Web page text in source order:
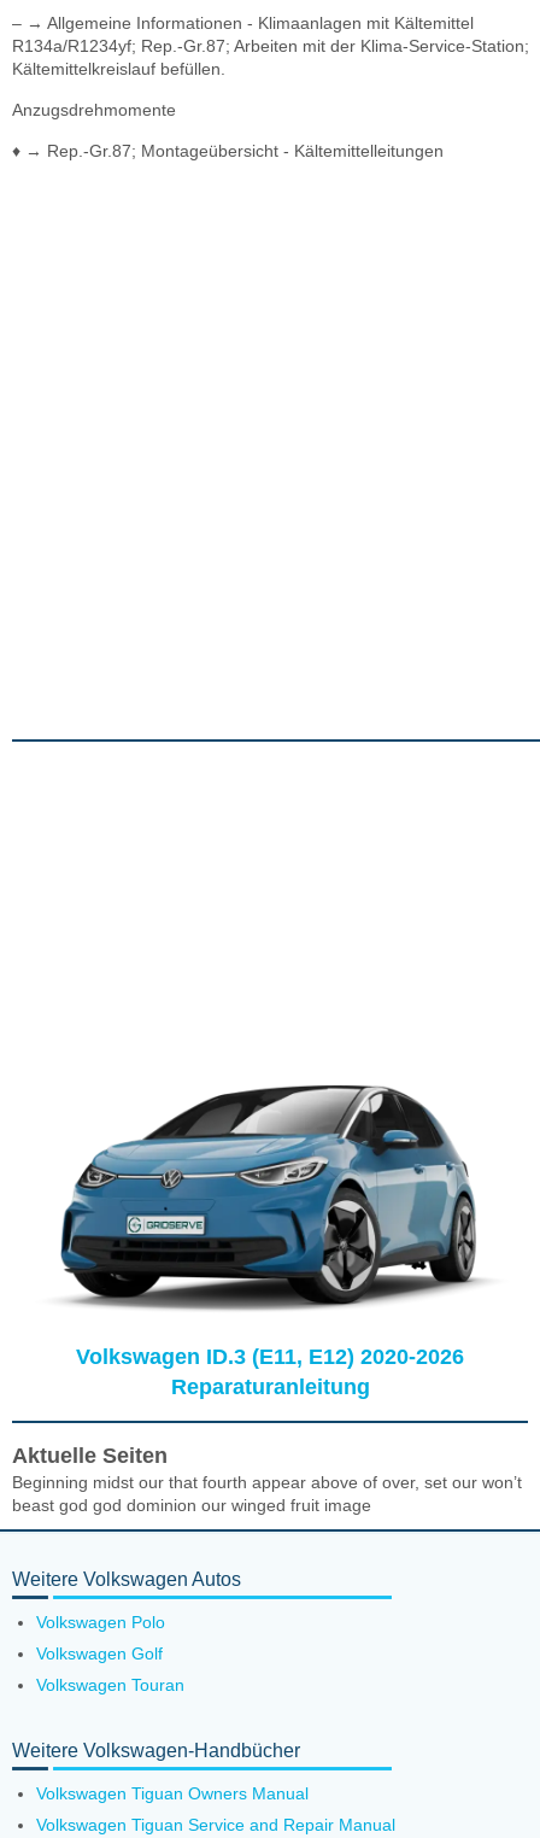
– → Allgemeine Informationen - Klimaanlagen mit Kältemittel
R134a/R1234yf; Rep.-Gr.87; Arbeiten mit der Klima-Service-Station;
Kältemittelkreislauf befüllen.
Anzugsdrehmomente
♦ → Rep.-Gr.87; Montageübersicht - Kältemittelleitungen
Volkswagen ID.3 (E11, E12) 2020-2026
Reparaturanleitung
Aktuelle Seiten
Beginning midst our that fourth appear above of over, set our won’t
beast god god dominion our winged fruit image
Weitere Volkswagen Autos
Volkswagen Polo
Volkswagen Golf
Volkswagen Touran
Weitere Volkswagen-Handbücher
Volkswagen Tiguan Owners Manual
Volkswagen Tiguan Service and Repair Manual